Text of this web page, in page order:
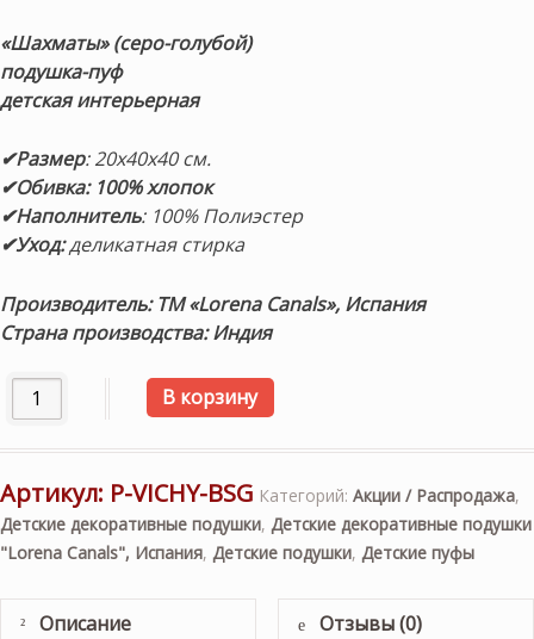
составляла
20,200 ₽.
15,000 ₽.
«Шахматы» (серо-голубой)
подушка-пуф
детская интерьерная
✔Размер: 20х40х40 см.
✔Обивка: 100% хлопок
✔Наполнитель: 100% Полиэстер
✔Уход:деликатная стирка
Производитель: ТМ «Lorena Canals», Испания
Страна производства: Индия
Количество товара Подушка-пуф «Шахматы» (серо-
В корзину
Артикул: P-VICHY-BSG Категорий: Акции / Распродажа,
Детские декоративные подушки, Детские декоративные подушки
"Lorena Canals", Испания, Детские подушки, Детские пуфы
Описание Отзывы (0)